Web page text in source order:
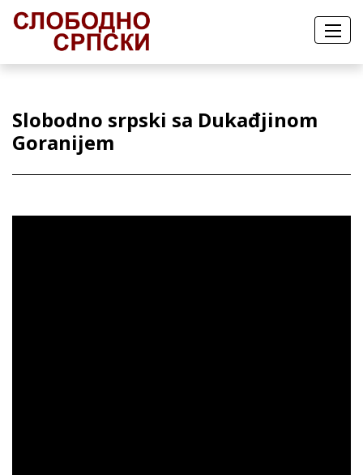
Slobodno srpski sa Dukađjinom
Goranijem